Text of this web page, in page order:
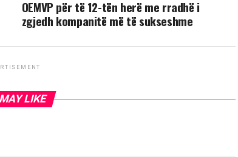
ОEMVP për të 12-tën herë me rradhë i
zgjedh kompanitë më të sukseshme
LIKE